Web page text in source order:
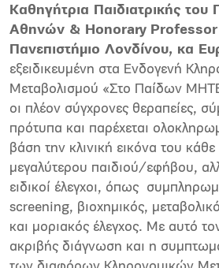
Καθηγήτρια Παιδιατρικής του
Αθηνών & Honorary Professor
Πανεπιστήμιο Λονδίνου, κα
εξειδικευμένη στα Ενδογενή
Μεταβολισμού «Στο Παίδων
οι πλέον σύγχρονες θεραπείες,
πρότυπα και παρέχεται
βάση την κλινική εικόνα του
μεγαλύτερου παιδιού/εφήβου,
ειδικοί έλεγχοι, όπως
screening, βιοχημικός,
και μοριακός έλεγχος. Με αυτό
ακριβής διάγνωση και η